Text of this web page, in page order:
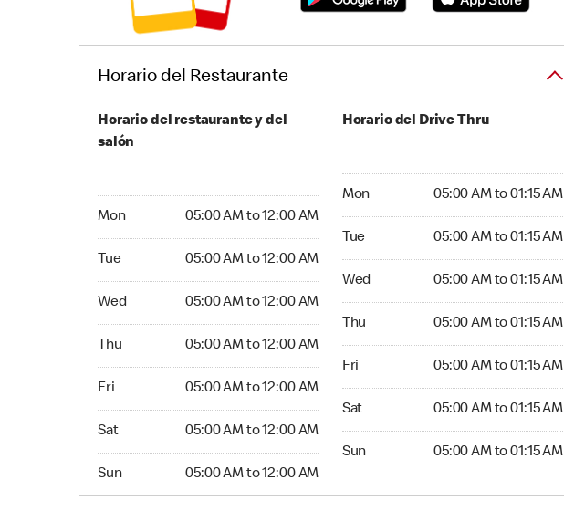
Horario del Restaurante
Horario del restaurante y del
salón
Mon 05:00 AM to 12:00 AM
Tue 05:00 AM to 12:00 AM
Wed 05:00 AM to 12:00 AM
Thu 05:00 AM to 12:00 AM
Fri 05:00 AM to 12:00 AM
Sat 05:00 AM to 12:00 AM
Sun 05:00 AM to 12:00 AM
Horario del Drive Thru
Mon 05:00 AM to 01:15 AM
Tue 05:00 AM to 01:15 AM
Wed 05:00 AM to 01:15 AM
Thu 05:00 AM to 01:15 AM
Fri 05:00 AM to 01:15 AM
Sat 05:00 AM to 01:15 AM
Sun 05:00 AM to 01:15 AM